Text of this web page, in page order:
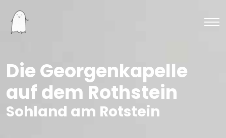
Die Georgenkapelle
auf dem Rothstein
Sohland am Rotstein